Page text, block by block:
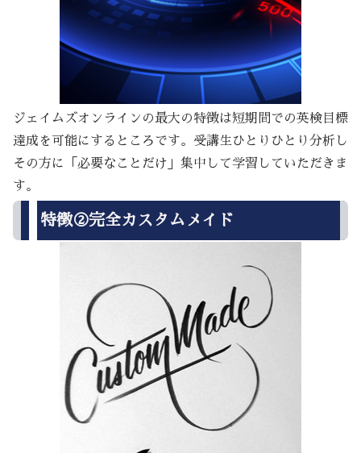
ジェイムズオンラインの最大の特徴は短期間での英検目標
達成を可能にするところです。受講生ひとりひとり分析し
その方に「必要なことだけ」集中して学習していただきま
す。
特徴②完全カスタムメイド